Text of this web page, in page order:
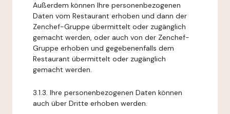
Außerdem können Ihre personenbezogenen
Daten vom Restaurant erhoben und dann der
Zenchef-Gruppe übermittelt oder zugänglich
gemacht werden, oder auch von der Zenchef-
Gruppe erhoben und gegebenenfalls dem
Restaurant übermittelt oder zugänglich
gemacht werden.
3.1.3. Ihre personenbezogenen Daten können
auch über Dritte erhoben werden.